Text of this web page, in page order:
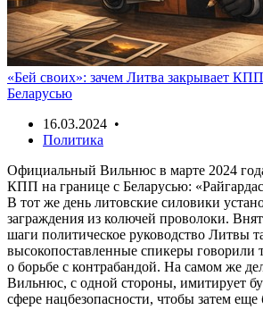
«Бей своих»: зачем Литва закрывает
Беларусью
16.03.2024 •
Политика
Официальный Вильнюс в марте 2024
КПП на границе с Беларусью:
В тот же день литовские силовики
заграждения из колючей проволоки.
шаги политическое руководство Литвы
высокопоставленные спикеры говорили
о борьбе с контрабандой. На самом же
Вильнюс, с одной стороны, имитирует
сфере нацбезопасности, чтобы затем еще